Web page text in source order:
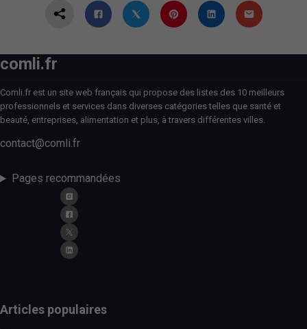
comli.fr
Comli.fr est un site web français qui propose des listes des 10 meilleurs
professionnels et services dans diverses catégories telles que santé et
beauté, entreprises, alimentation et plus, à travers différentes villes.
contact@comli.fr
Pages recommandées
Articles populaires